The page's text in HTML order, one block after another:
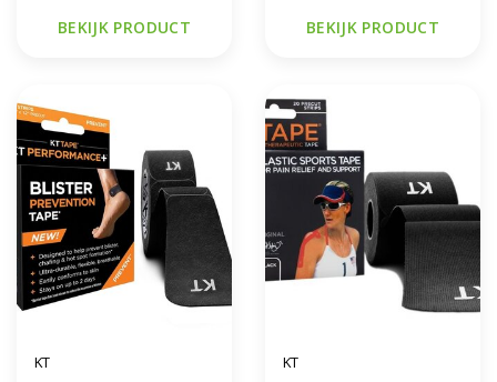
BEKIJK PRODUCT BEKIJK PRODUCT
KT KT